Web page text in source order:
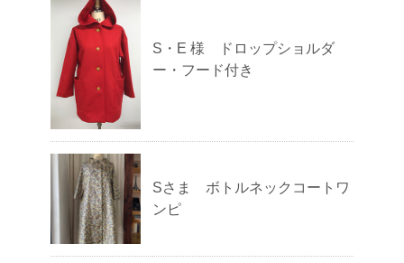
S・E 様 ドロップショルダ
ー・フード付き
Sさま ボトルネックコートワ
ンピ